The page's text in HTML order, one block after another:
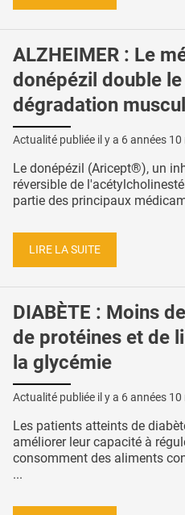
ALZHEIMER : Le
donépézil double
dégradation
Actualité publiée il y a 6 années 10
Le donépézil (Aricept®), un
réversible de
partie des principaux
LIRE LA SUITE
DIABÈTE : Moins
de protéines et de
la glycémie
Actualité publiée il y a 6 années 10
Les patients atteints de
améliorer leur capacité à
consomment des aliments
...